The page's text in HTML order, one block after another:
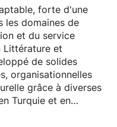
dynamiques et
centres d'intérêt.
plus d'assurance.
compétences
dans les
la vie
forte d'une
les domaines de
et du service
Littérature et
de solides
organisationnelles
grâce à diverses
Turquie et en
mon